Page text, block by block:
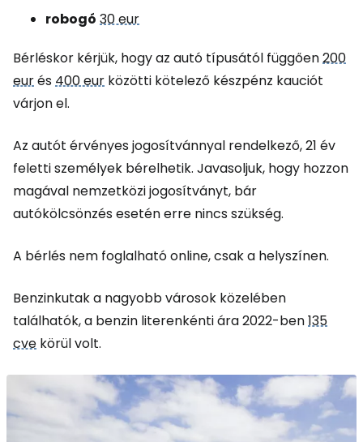
robogó 30 eur
Bérléskor kérjük, hogy az autó típusától függően200
eurés400 eur közötti kötelező készpénz kauciót
várjon el.
Az autót érvényes jogosítvánnyal rendelkező, 21 év
feletti személyek bérelhetik. Javasoljuk, hogy hozzon
magával nemzetközi jogosítványt, bár
autókölcsönzés esetén erre nincs szükség.
A bérlés nem foglalható online, csak a helyszínen.
Benzinkutak a nagyobb városok közelében
találhatók, a benzin literenkénti ára 2022-ben135
cve körül volt.